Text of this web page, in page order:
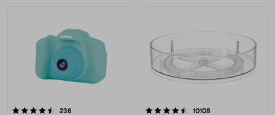
236
4.5 av 5 stjärnor 10108